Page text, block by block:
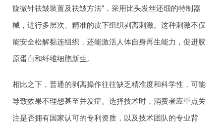
旋微针祛皱装置及祛皱方法”，采用比头发丝还细的特制器
械，进行多层次、精准的皮下组织剥离刺激。这种刺激不仅
能安全松解黏连组织，还能激活人体自身再生能力，促进胶
原蛋白和纤维细胞新生。
相比之下，普通的剥离操作往往缺乏精准度和科学性，可能
导致效果不理想甚至并发症。选择技术时，消费者应重点关
注是否拥有国家认可的专利资质，以及技术团队的专业背